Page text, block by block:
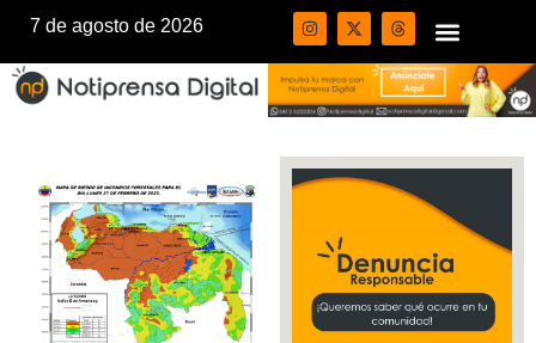
7 de agosto de 2026